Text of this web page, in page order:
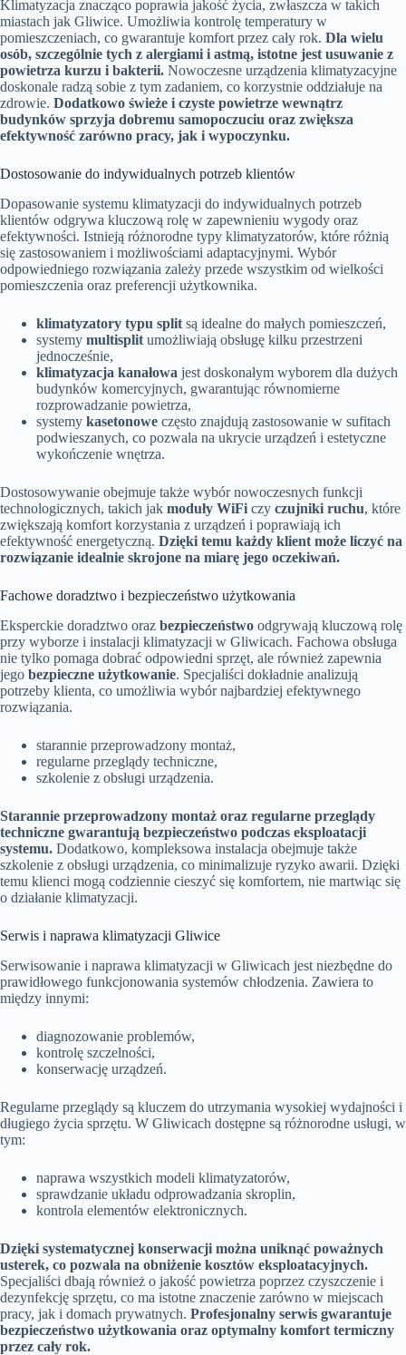
Klimatyzacja znacząco poprawia jakość życia, zwłaszcza w takich
miastach jak Gliwice. Umożliwia kontrolę temperatury w
pomieszczeniach, co gwarantuje komfort przez cały rok. Dla wielu
osób, szczególnie tych z alergiami i astmą, istotne jest usuwanie z
powietrza kurzu i bakterii. Nowoczesne urządzenia klimatyzacyjne
doskonale radzą sobie z tym zadaniem, co korzystnie oddziałuje na
zdrowie. Dodatkowo świeże i czyste powietrze wewnątrz
budynków sprzyja dobremu samopoczuciu oraz zwiększa
efektywność zarówno pracy, jak i wypoczynku.
Dostosowanie do indywidualnych potrzeb klientów
Dopasowanie systemu klimatyzacji do indywidualnych potrzeb
klientów odgrywa kluczową rolę w zapewnieniu wygody oraz
efektywności. Istnieją różnorodne typy klimatyzatorów, które różnią
się zastosowaniem i możliwościami adaptacyjnymi. Wybór
odpowiedniego rozwiązania zależy przede wszystkim od wielkości
pomieszczenia oraz preferencji użytkownika.
klimatyzatory typu split są idealne do małych pomieszczeń,
systemy multisplit umożliwiają obsługę kilku przestrzeni
jednocześnie,
klimatyzacja kanałowa jest doskonałym wyborem dla dużych
budynków komercyjnych, gwarantując równomierne
rozprowadzanie powietrza,
systemy kasetonowe często znajdują zastosowanie w sufitach
podwieszanych, co pozwala na ukrycie urządzeń i estetyczne
wykończenie wnętrza.
Dostosowywanie obejmuje także wybór nowoczesnych funkcji
technologicznych, takich jak moduły WiFi czy czujniki ruchu, które
zwiększają komfort korzystania z urządzeń i poprawiają ich
efektywność energetyczną. Dzięki temu każdy klient może liczyć na
rozwiązanie idealnie skrojone na miarę jego oczekiwań.
Fachowe doradztwo i bezpieczeństwo użytkowania
Eksperckie doradztwo oraz bezpieczeństwo odgrywają kluczową rolę
przy wyborze i instalacji klimatyzacji w Gliwicach. Fachowa obsługa
nie tylko pomaga dobrać odpowiedni sprzęt, ale również zapewnia
jego bezpieczne użytkowanie. Specjaliści dokładnie analizują
potrzeby klienta, co umożliwia wybór najbardziej efektywnego
rozwiązania.
starannie przeprowadzony montaż,
regularne przeglądy techniczne,
szkolenie z obsługi urządzenia.
Starannie przeprowadzony montaż oraz regularne przeglądy
techniczne gwarantują bezpieczeństwo podczas eksploatacji
systemu. Dodatkowo, kompleksowa instalacja obejmuje także
szkolenie z obsługi urządzenia, co minimalizuje ryzyko awarii. Dzięki
temu klienci mogą codziennie cieszyć się komfortem, nie martwiąc się
o działanie klimatyzacji.
Serwis i naprawa klimatyzacji Gliwice
Serwisowanie i naprawa klimatyzacji w Gliwicach jest niezbędne do
prawidłowego funkcjonowania systemów chłodzenia. Zawiera to
między innymi:
diagnozowanie problemów,
kontrolę szczelności,
konserwację urządzeń.
Regularne przeglądy są kluczem do utrzymania wysokiej wydajności i
długiego życia sprzętu. W Gliwicach dostępne są różnorodne usługi, w
tym:
naprawa wszystkich modeli klimatyzatorów,
sprawdzanie układu odprowadzania skroplin,
kontrola elementów elektronicznych.
Dzięki systematycznej konserwacji można uniknąć poważnych
usterek, co pozwala na obniżenie kosztów eksploatacyjnych.
Specjaliści dbają również o jakość powietrza poprzez czyszczenie i
dezynfekcję sprzętu, co ma istotne znaczenie zarówno w miejscach
pracy, jak i domach prywatnych. Profesjonalny serwis gwarantuje
bezpieczeństwo użytkowania oraz optymalny komfort termiczny
przez cały rok.